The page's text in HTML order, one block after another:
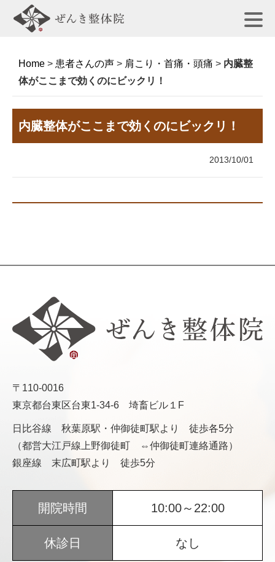
Home > 患者さんの声 > 肩こり・首痛・頭痛 > 内臓整
体がここまで効くのにビックリ！
内臓整体がここまで効くのにビックリ！
2013/10/01
〒110-0016
東京都台東区台東1-34-6 埼畜ビル１F
日比谷線 秋葉原駅・仲御徒町駅より 徒歩各5分
（都営大江戸線上野御徒町 ⇔仲御徒町連絡通路）
銀座線 末広町駅より 徒歩5分
開院時間 10:00～22:00
休診日 なし